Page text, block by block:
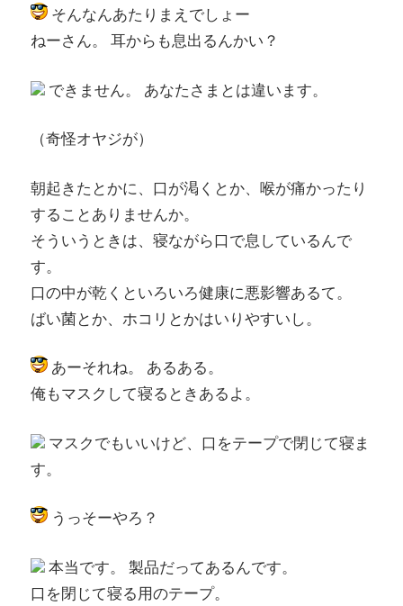
そんなんあたりまえでしょー
ねーさん。 耳からも息出るんかい？
できません。 あなたさまとは違います。
（奇怪オヤジが）
朝起きたとかに、口が渇くとか、喉が痛かったり
することありませんか。
そういうときは、寝ながら口で息しているんで
す。
口の中が乾くといろいろ健康に悪影響あるて。
ばい菌とか、ホコリとかはいりやすいし。
あーそれね。 あるある。
俺もマスクして寝るときあるよ。
マスクでもいいけど、口をテープで閉じて寝ま
す。
うっそーやろ？
本当です。 製品だってあるんです。
口を閉じて寝る用のテープ。